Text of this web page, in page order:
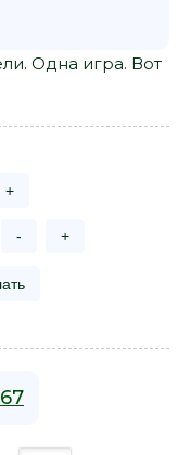
Одна игра. Вот
+
- +
67